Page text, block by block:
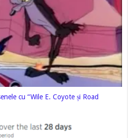
cu “Wile E. Coyote și Road